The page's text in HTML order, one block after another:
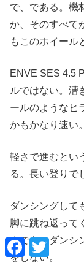
で、である。機
か、そのすべて
もこのホイール
ENVE SES 4.5
ルではない。漕
ールのようなヒ
かもかなり速い。
軽さで進むとい
る。長い登りで
ダンシングして
脚に跳ね返って
んでも、ダンシ
をしない。
F
c
T
i